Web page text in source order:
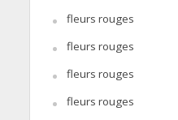
fleurs rouges
fleurs rouges
fleurs rouges
fleurs rouges